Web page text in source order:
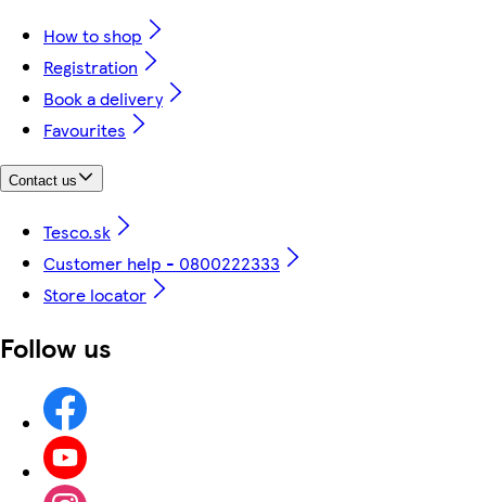
How to shop
Registration
Book a delivery
Favourites
Contact us
Tesco.sk
Customer help - 0800222333
Store locator
Follow us